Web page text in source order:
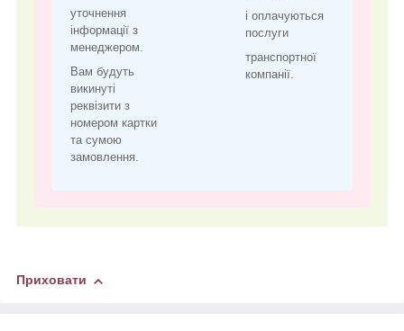
уточнення
інформації з
менеджером.
Вам будуть
викинуті
реквізити з
номером картки
та сумою
замовлення.
і оплачуються
послуги
транспортної
компанії.
Приховати